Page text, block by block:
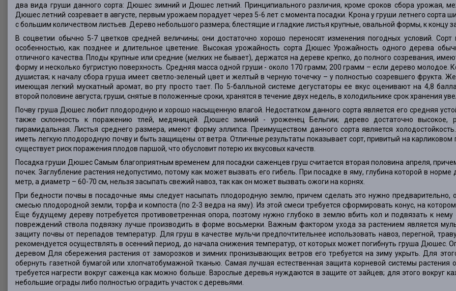
два вида груши данного сорта: Дюшес зимний и Дюшес летний. Принципиального различия, кроме сроков сбора урожая,
Дюшес летний созревает в августе, первым урожаем порадует через 5-6 лет с момента посадки. Крона у груши летнего сорта
с большим количеством листьев. Дерево небольшого размера; блестящие и гладкие листья крупные, овальной формы, к концу
В соцветии обычно 5-7 цветков средней величины; они достаточно хорошо переносят изменения погодных условий.
особенностью, как позднее и длительное цветение. Высокая урожайность сорта Дюшес Урожайность одного дерева
отличного качества. Плоды крупные или средние (мелких не бывает), держатся на дереве крепко, до полного созревания,
форму и несколько бугристую поверхность. Средняя масса одной груши - около 170 грамм; 200 грамм – если дерево молодое.
душистая; к началу сбора груша имеет светло-зеленый цвет и желтый в черную точечку – у полностью созревшего фрукта.
имеющая легкий мускатный аромат, во рту просто тает. По 5-балльной системе дегустаторы ее вкус оценивают на 4,8
второй половине августа; груши, снятые в положенные сроки, хранятся в течение двух недель, в холодильнике срок хранения
Почву груша Дюшес любит плодородную и хорошо насыщенную влагой. Недостатком данного сорта является его средняя
также склонность к поражению тлей, медяницей. Дюшес зимний - уроженец Бельгии; дерево достаточно высокое,
пирамидальная. Листья среднего размера, имеют форму эллипса. Преимуществом данного сорта является
иметь легкую плодородную почву и быть защищены от ветра. Отличные результаты показывает сорт, привитый на карликовом
существует риск поражения плодов паршой, что обусловит потерю их вкусовых качеств.
Посадка груши Дюшес Самым благоприятным временем для посадки саженцев груш считается вторая половина апреля,
почек. Заглубление растения недопустимо, потому как может вызвать его гибель. При посадке в яму, глубина которой в
метр, а диаметр – 60-70 см, нельзя засыпать свежий навоз, так как он может вызвать ожоги на корнях.
При бедности почвы в посадочные ямы следует насыпать плодородную землю, причем сделать это нужно предварительно,
смесью плодородной земли, торфа и компоста (по 2-3 ведра на яму). Из этой смеси требуется сформировать конус, на
Еще будущему дереву потребуется противоветренная опора, поэтому нужно глубоко в землю вбить кол и подвязать к нему
повреждений ствола подвязку лучше производить в форме восьмерки. Важным фактором ухода за растением является
защиту почвы от перепадов температур. Для груш в качестве мульчи предпочтительнее использовать навоз, перегной,
рекомендуется осуществлять в осенний период, до начала снижения температур, от которых может погибнуть груша Дюшес.
деревом Для сбережения растения от заморозков и зимних пронизывающих ветров его требуется на зиму укрыть. Для
обернуть газетной бумагой или хлопчатобумажной тканью. Самая лучшая естественная защита корневой системы растения
требуется нагрести вокруг саженца как можно больше. Взрослые деревья нуждаются в защите от зайцев; для этого вокруг
небольшие ограды либо полностью оградить участок с деревьями.